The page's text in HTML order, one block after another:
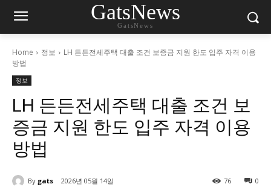
GatsNews
GatsNews
Home 정보
LH 든든전세주택 대출 조건 보증금 지원 한도 입주 자격 이용
방법
정보
LH 든든전세주택 대출 조건 보
증금 지원 한도 입주 자격 이용
방법
By gats 2026년 05월 14일 0
76